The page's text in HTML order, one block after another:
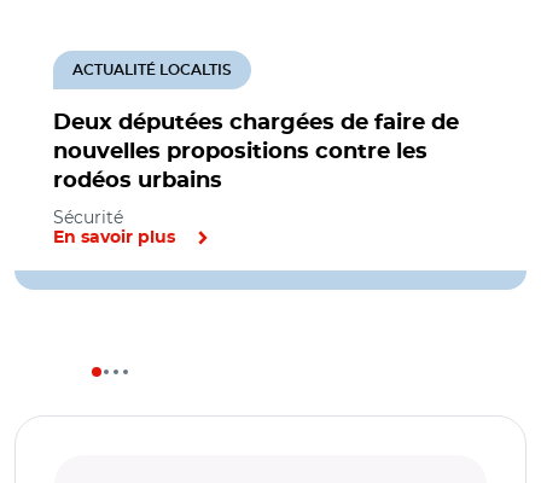
Deux députées chargées de faire de
nouvelles propositions contre les
rodéos urbains
ACTUALITÉ LOCALTIS
Sécurité
En savoir plus